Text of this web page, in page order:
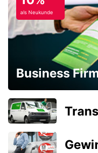
als Neukunde
Business